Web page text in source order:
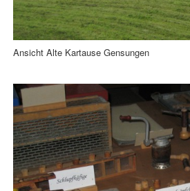
Ansicht Alte Kartause Gensungen